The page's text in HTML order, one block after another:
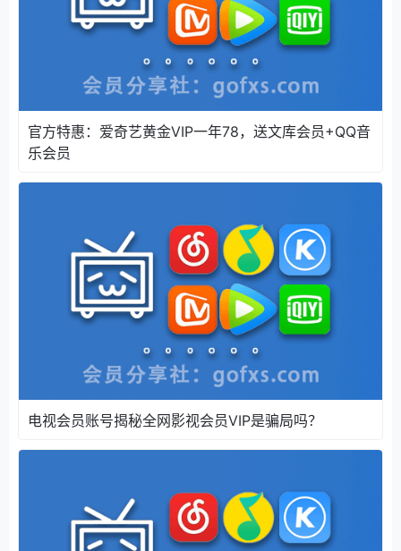
官方特惠：爱奇艺黄金VIP一年78，送文库会员+QQ音
乐会员
电视会员账号揭秘全网影视会员VIP是骗局吗？